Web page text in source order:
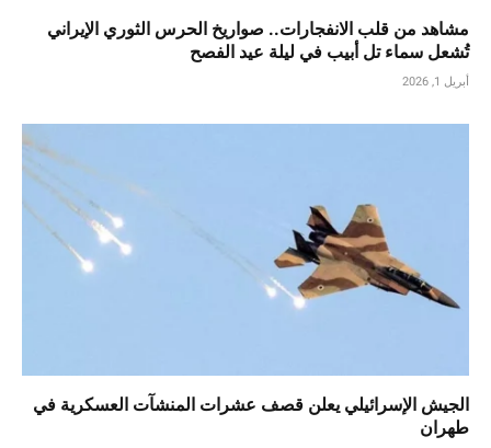
مشاهد من قلب الانفجارات.. صواريخ الحرس الثوري الإيراني
تُشعل سماء تل أبيب في ليلة عيد الفصح
أبريل 1, 2026
الجيش الإسرائيلي يعلن قصف عشرات المنشآت العسكرية في
طهران